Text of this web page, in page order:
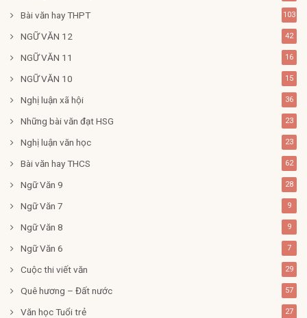
Bài văn hay THPT 103
NGỮ VĂN 12 42
NGỮ VĂN 11 16
NGỮ VĂN 10 15
Nghị luận xã hội 36
Những bài văn đạt HSG 23
Nghị luận văn học 23
Bài văn hay THCS 62
Ngữ Văn 9 28
Ngữ Văn 7 9
Ngữ Văn 8 9
Ngữ Văn 6 7
Cuộc thi viết văn 29
Quê hương – Đất nước 57
Văn học Tuổi trẻ 27